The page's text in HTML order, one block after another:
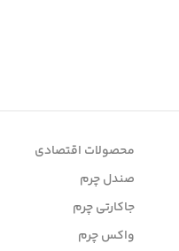
محصولات اقتصادی
صندل چرم
جاکارتی چرم
واکس چرم